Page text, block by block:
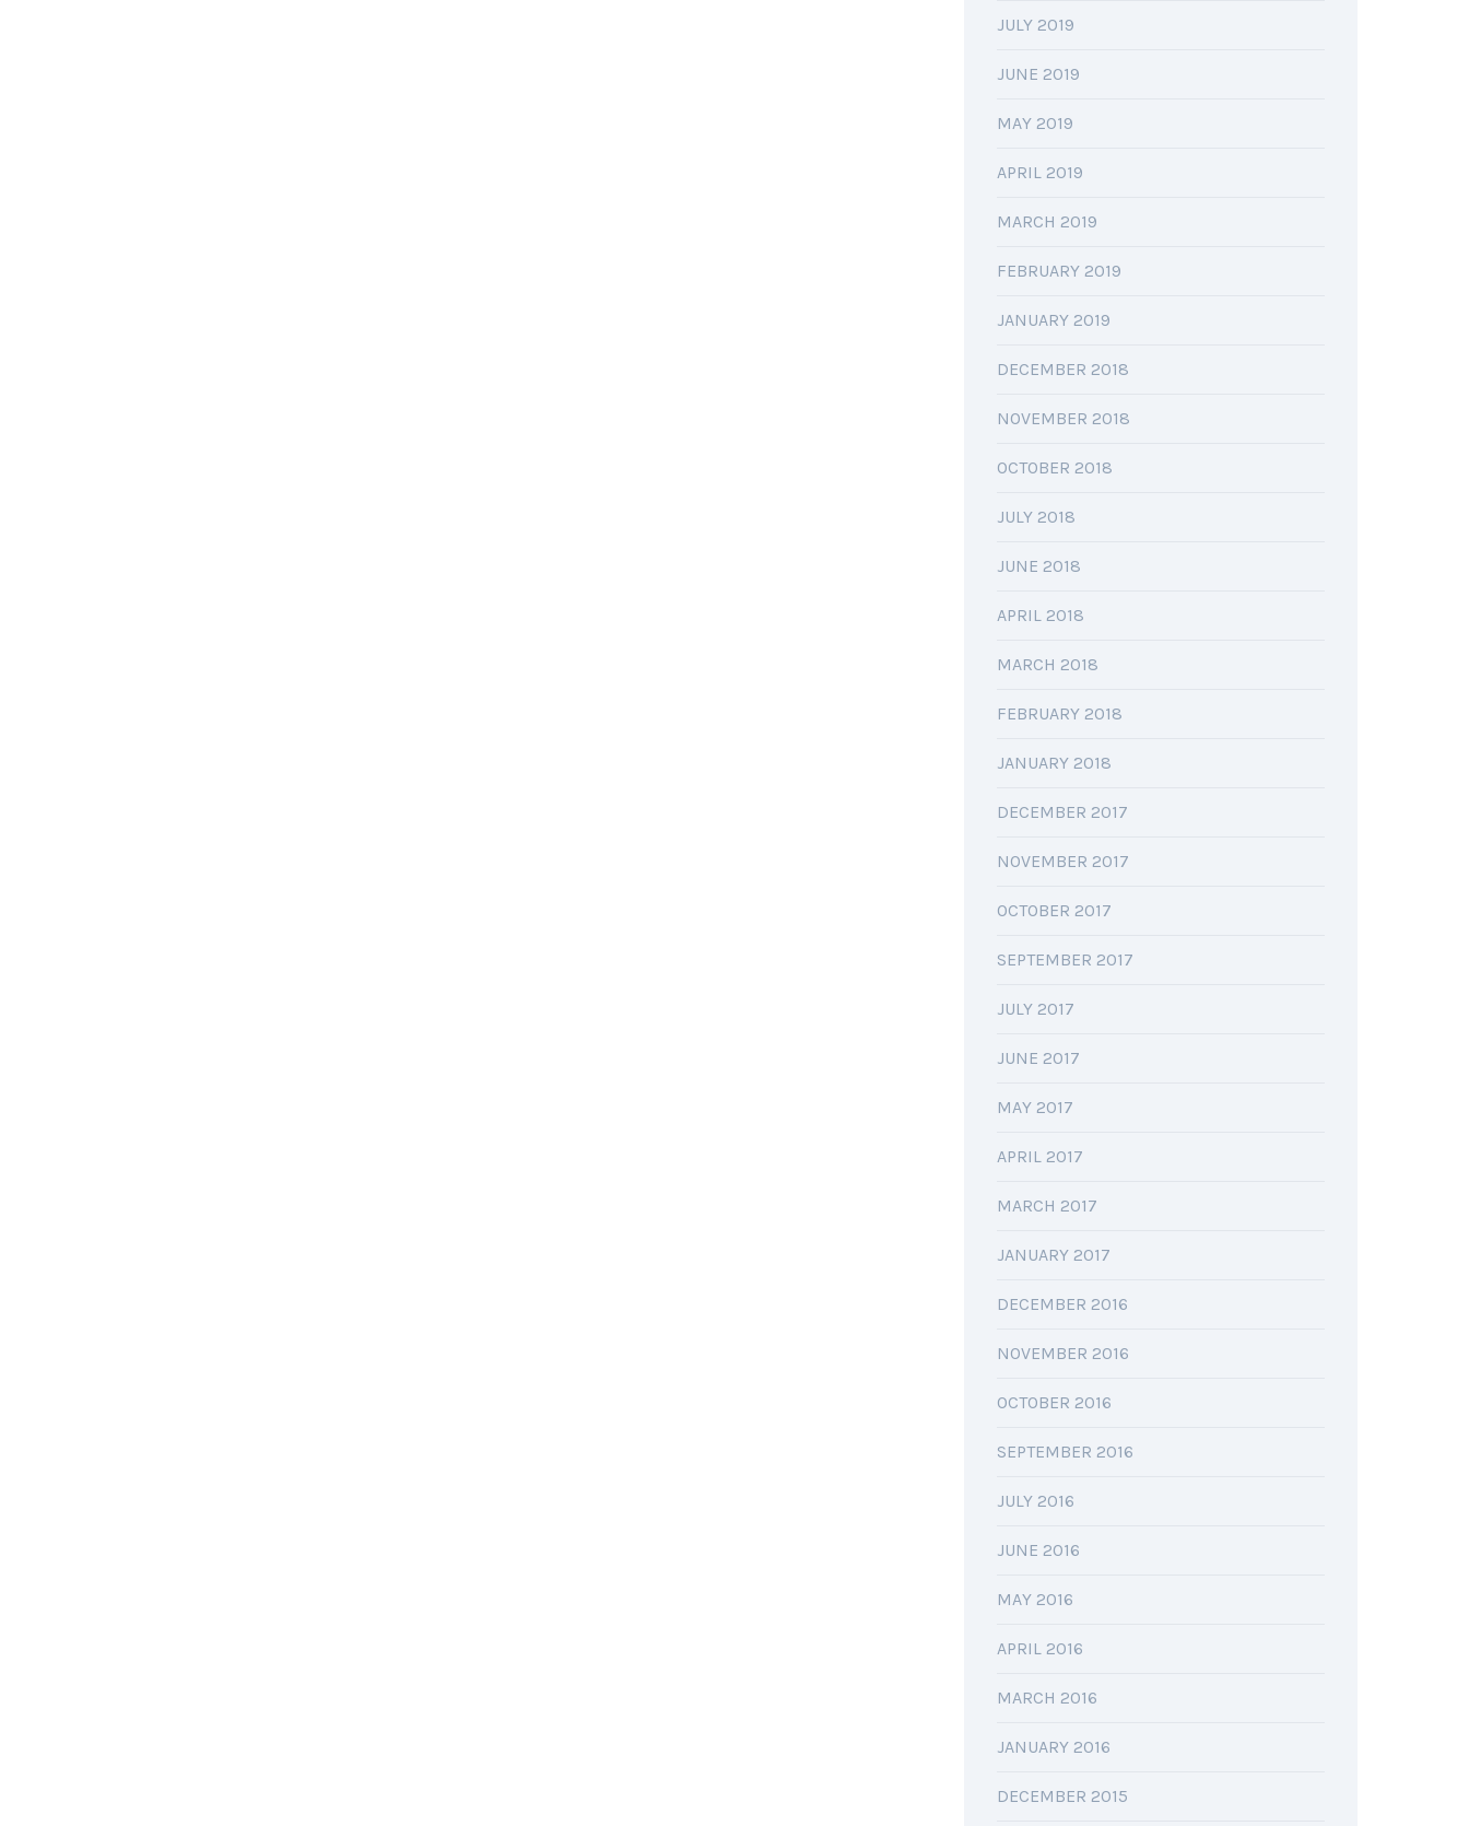
JULY 2019
JUNE 2019
MAY 2019
APRIL 2019
MARCH 2019
FEBRUARY 2019
JANUARY 2019
DECEMBER 2018
NOVEMBER 2018
OCTOBER 2018
JULY 2018
JUNE 2018
APRIL 2018
MARCH 2018
FEBRUARY 2018
JANUARY 2018
DECEMBER 2017
NOVEMBER 2017
OCTOBER 2017
SEPTEMBER 2017
JULY 2017
JUNE 2017
MAY 2017
APRIL 2017
MARCH 2017
JANUARY 2017
DECEMBER 2016
NOVEMBER 2016
OCTOBER 2016
SEPTEMBER 2016
JULY 2016
JUNE 2016
MAY 2016
APRIL 2016
MARCH 2016
JANUARY 2016
DECEMBER 2015